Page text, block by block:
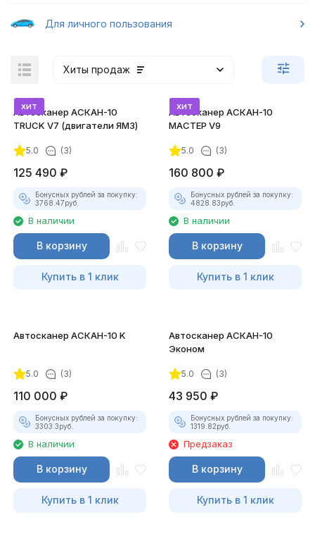
Для личного пользования
Хиты продаж
хит
Автосканер АСКАН-10
TRUCK V7 (двигатели ЯМЗ)
5.0 (3)
125 490 ₽
Бонусных рублей за покупку:
3768.47руб.
В наличии
В корзину
Купить в 1 клик
хит
Автосканер АСКАН-10
МАСТЕР V9
5.0 (3)
160 800 ₽
Бонусных рублей за покупку:
4828.83руб.
В наличии
В корзину
Купить в 1 клик
Автосканер АСКАН-10 K
5.0 (3)
110 000 ₽
Бонусных рублей за покупку:
3303.3руб.
В наличии
В корзину
Купить в 1 клик
Автосканер АСКАН-10
Эконом
5.0 (3)
43 950 ₽
Бонусных рублей за покупку:
1319.82руб.
Предзаказ
В корзину
Купить в 1 клик